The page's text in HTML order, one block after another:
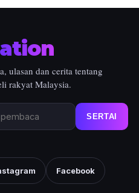
ulasan dan cerita tentang
rakyat Malaysia.
SERTAI
Facebook